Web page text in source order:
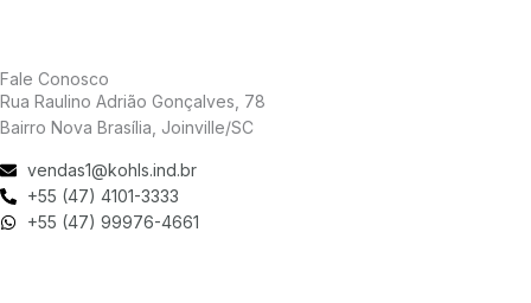
Fale Conosco
Rua Raulino Adrião Gonçalves, 78
Bairro Nova Brasília, Joinville/SC
vendas1@kohls.ind.br
+55 (47) 4101-3333
+55 (47) 99976-4661